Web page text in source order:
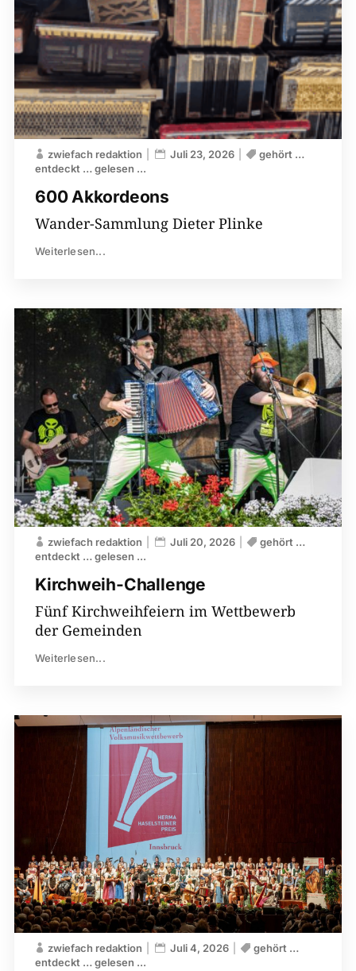
600 Akkordeons
zwiefach redaktion Juli 23, 2026
gehört …
entdeckt … gelesen ...
Wander-Sammlung Dieter Plinke
Weiterlesen...
Kirchweih-​Challenge
zwiefach redaktion Juli 20, 2026
gehört …
entdeckt … gelesen ...
Fünf Kirchweihfeiern im Wettbewerb
der Gemeinden
Weiterlesen...
zwiefach redaktion Juli 4, 2026
gehört …
entdeckt … gelesen ...